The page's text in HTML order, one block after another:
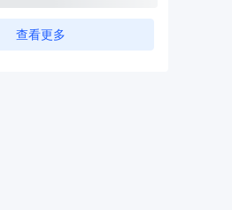
查看更多